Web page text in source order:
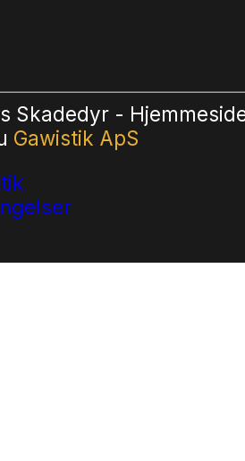
Skadedyr -
Gawistik ApS